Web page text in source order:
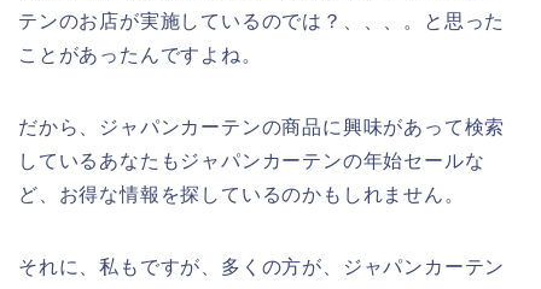
テンのお店が実施しているのでは？、、、。と思った
ことがあったんですよね。
だから、ジャパンカーテンの商品に興味があって検索
しているあなたもジャパンカーテンの年始セールな
ど、お得な情報を探しているのかもしれません。
それに、私もですが、多くの方が、ジャパンカーテン